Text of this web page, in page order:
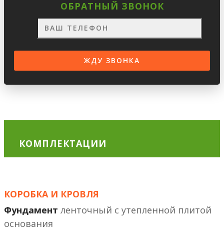
ОБРАТНЫЙ ЗВОНОК
КОМПЛЕКТАЦИИ
КОРОБКА И КРОВЛЯ
Фундамент ленточный с утепленной плитой
основания